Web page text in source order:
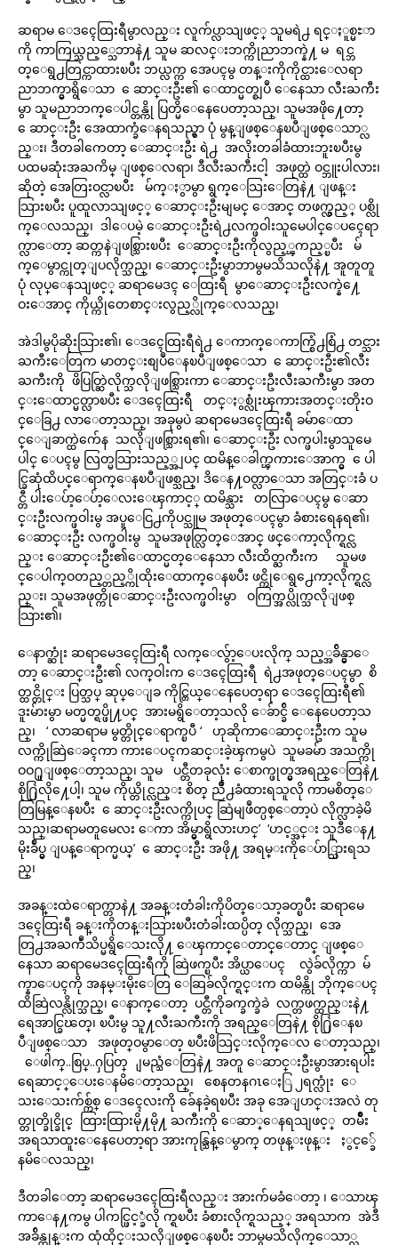
ဆရာမ ေဒၚေထြးရီမွာလည္း လူက်ပ္လာသျဖင့္ သူမရဲ႕ ရင္ႏူစ္မႊာ
ကို ကာကြယ္သည့္သေဘာနဲ႔ သူမ ဆလင္းဘက္ကိုညာဘက္နဲ႔ မ ရင္ဘ
တ္ေရွ႕တြင္ကာထားၿပီး ဘယ္လက္က အေပၚမွ တန္းကိုကိုင္ထားေလရာ
ညာဘက္မွာရွိေသာ ေဆာင္းဦး၏ ေထာင္မတ္စျပဳ ေနေသာ လီးႀကီး
မွာ သူမညာဘက္ေပါင္တန္ကို ပြတ္မိေနေပေတာ့သည္၊ သူမအဖို႔ေတာ့
ေဆာင္းဦး အေထာက္ခံေနရသည္မွာ ပုံ မွန္ျဖစ္ေနၿပီျဖစ္ေသာ္လ
ည္း၊ ဒီတခါကေတာ့ ေဆာင္းဦး ရဲ႕ အလိုးတခါခံထားဘူးၿပီးမွ
ပထမဆုံးအႀကိမ္ ျဖစ္ေလရာ၊ ဒီလီးႀကီးငါ့ အဖုတ္ထဲ ဝင္ဘူးပါလား၊
ဆိုတဲ့ အေတြးဝင္လာၿပီး မ်က္ႏွာမွာ ရွက္ေသြးေတြနဲ႔ ျဖန္း
သြားၿပီး ပူထူလာသျဖင့္ ေဆာင္းဦးမျမင္ ေအာင္ တဖက္လွည့္ ပစ္လို
က္ေလသည္၊ ဒါေပမဲ့ ေဆာင္းဦးရဲ႕လက္ဖဝါးသူမေပါင္ေပၚေရာ
က္လာေတာ့ ဆတ္ကနဲျဖစ္သြားၿပီး ေဆာင္းဦးကိုလွည့္ၾကည့္ၿပီး မ်
က္ေမွာင္ကုတ္ျပလိုက္သည္၊ ေဆာင္းဦးမွာဘာမွမသိသလိုနဲ႔ အူတူတူ
ပုံ လုပ္ေနသျဖင့္ ဆရာမေဒၚ ေထြးရီ မွာေဆာင္းဦးလက္နဲ႔ေ
ဝးေအာင္ ကိုယ္ကိုတေစာင္းလွည့္လိုက္ေလသည္၊
အဲဒါမွပိုဆိုးသြား၏၊ ေဒၚေထြးရီရဲ႕ ေကာက္ေကာက္စြံ႕စြံ႕ တင္သား
ႀကီးေတြက မာတင္းစျပဳေနၿပီျဖစ္ေသာ ေဆာင္းဦး၏လီး
ႀကီးကို ဖိပြတ္ဆြဲလိုက္သလိုျဖစ္သြားကာ ေဆာင္းဦးလီးႀကီးမွာ အတ
င္းေထာင္မတ္လာၿပီး ေဒၚေထြးရီ တင္ႏွစ္လုံးၾကားအတင္းတိုးဝ
င္ေခြ႕ လာေတာ့သည္၊ အခုမွပဲ ဆရာမေဒၚေထြးရီ ခမ်ာေထာ
င္ေျခာက္ထဲက်ေန သလိုျဖစ္သြားရ၏၊ ေဆာင္းဦး လက္ဖပါးမွာသူမေ
ပါင္ ေပၚမွ လြတ္မသြားသည့္အျပင္ ထမိန္ေခါက္ၾကားေအာက္မွ ေပါ
င္ခြဆုံထိပင္ေရာက္ေနၿပီျဖစ္သည္၊ ဒိေန႔ဝတ္လာေသာ အတြင္းခံ ပ
င္တီ ပါးေပ်ာ့ေပ်ာ့ေလးေၾကာင့္ ထမိန္သား တလြာေပၚမွ ေဆာ
င္းဦးလက္ဖဝါးမွ အပူေငြ႕ကိုပင္သူမ အဖုတ္ေပၚမွာ ခံစားရေနရ၏၊
ေဆာင္းဦး လက္ဖဝါးမွ သူမအဖုတ္လြတ္ေအာင္ ဖင္ေကာ့လိုက္ရင္လ
ည္း ေဆာင္းဦး၏ေထာင္မတ္ေနေသာ လီးထိတ္ႀကီးက သူမဖ
င္ေပါက္ဝတည့္တည့္ကိုထိုးေထာက္ေနၿပီး ဖင္ကိုေရွ႕ေကာ့လိုက္ရင္လ
ည္း၊ သူမအဖုတ္ကိုေဆာင္းဦးလက္ဖဝါးမွာ ဝကြက္အပ္လိုက္သလိုျဖစ္
သြား၏၊
ေနာက္ဆုံး ဆရာမေဒၚေထြးရီ လက္ေလွ်ာ့ေပးလိုက္ သည့္အခ်ိန္မွာေ
တာ့ ေဆာင္းဦး၏ လက္ဝါးက ေဒၚေထြးရီ ရဲ႕အဖုတ္ေပၚမွာ စိ
တ္ထင္တိုင္း ပြတ္သပ္ ဆုပ္ေျခ ကိုင္တြယ္ေနေပေတ့ရာ ေဒၚေထြးရီ၏
ဒူးမ်ားမွာ မတ္မတ္ရပ္ဖို႔ပင္ အားမရွိေတာ့သလို ေခ်ာင္ခ်ိ ေနေပေတာ့သ
ည္၊ ‘ လာဆရာမ မွတ္တိုင္ေရာက္ၿပီ ‘ ဟုဆိုကာေဆာင္းဦးက သူမ
လက္ကိုဆြဲေခၚကာ ကားေပၚကဆင္းခဲ့ၾကမွပဲ သူမခမ်ာ အသက္ကို
ဝဝ႐ူျဖစ္ေတာ့သည္၊ သူမ ပင္တီတခုလုံး ေစာက္ဖုတ္မွအရည္ေတြနဲ႔
စို႐ြဲလို႔ေပါ့၊ သူမ ကိုယ္တိုင္လည္း စိတ္ ညိဳ႕ခံထားရသူလို ကာမစိတ္ေ
တြမြန္ေနၿပီး ေဆာင္းဦးလက္ကိုပင္ ဆြဲမျဖဳတ္ပစ္ေတာ့ပဲ လိုက္လာခဲ့မိ
သည္၊ဆရာမတူမေလး ေကာ အိမ္မွာရွိလားဟင္’ ‘ဟင့္အင္း သူဒီေန႔
မိုးခ်ဳပ္မွ ျပန္ေရာက္မယ္’ ေဆာင္းဦး အဖို႔ အရမ္းကိုေပ်ာ္သြားရသ
ည္၊
အခန္းထဲေရာက္တာနဲ႔ အခန္းတံခါးကိုပိတ္ေသာ့ခတ္ၿပီး ဆရာမေ
ဒၚေထြးရီ ခန္းကိုတန္းသြားၿပီးတံခါးထပ္ပိတ္ လိုက္သည္၊ အေ
တြ႕အႀကဳံသိပ္မရွိေသးလို႔ ေၾကာင္ေတာင္ေတာင္ ျဖစ္ေ
နေသာ ဆရာမေဒၚေထြးရီကို ဆြဲဖက္ၿပီး အိပ္ယာေပၚ လွဲခ်လိုက္ကာ မ်
က္နာေပၚကို အနမ္းမိုးေတြ ေဆြခ်လိုက္ရင္းက ထမိန္ကို ဘိုက္ေပၚ
ထိဆြဲလန္လိုက္သည္၊ ေနာက္ေတာ့ ပင္တီကိုခက္ခက္ခဲခဲ လက္တဖက္ထည္းနဲ႔
ရေအာင္ခြၽတ္၊ ၿပီးမွ သူ႔လီးႀကီးကို အရည္ေတြနဲ႔ စို႐ြဲေနၿ
ပီျဖစ္ေသာ အဖုတ္ဝမွာေတ့ ၿပီးဖိသြင္းလိုက္ေလ ေတာ့သည္၊
ေဖါက္..စြပ္..ႁပြတ္ ျမည္သံေတြနဲ႔ အတူ ေဆာင္းဦးမွာအားရပါး
ရေဆာင့္ေပးေနမိေတာ့သည္၊ စေနတနဂၤေႏြ ၂ရက္လုံး ေ
သးေသးက်စ္က်စ္ ေဒၚေလးကို ခ်ေနခဲ့ရၿပီး အခု အေျပာင္းအလဲ တု
တ္တုတ္ခိုင္ခိုင္ ထြားထြားမို႔မို႔ ႀကီးကို ေဆာ္ေနရသျဖင့္ တမ်ိဳး
အရသာထူးေနေပေတာ့ရာ အားကုန္သြန္ေမွာက္ တဖုန္းဖုန္း ႏွင့္ခ်ေ
နမိေလသည္၊
ဒီတခါေတာ့ ဆရာမေဒၚေထြးရီလည္း အားက်မခံေတာ့ ၊ ေသာၾ
ကာေန႔ကမွ ပါကင္ဖြင့္ခံလို က္ရၿပီး ခံစားလိုက္ရသည့္ အရသာက အဲဒီ
အခ်ိန္တုန္းက ထုံထိုင္းသလိုျဖစ္ေနၿပီး ဘာမွမသိလိုက္ေသာ္လ